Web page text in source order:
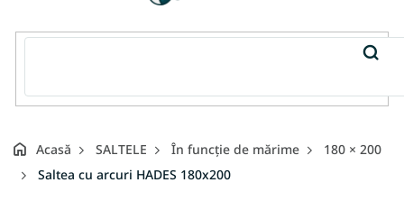
Acasă SALTELE În funcție de mărime
180 × 200
Saltea cu arcuri HADES 180x200